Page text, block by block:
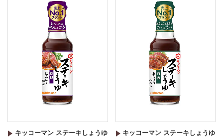
キッコーマン ステーキしょうゆ
キッコーマン ステーキしょうゆ